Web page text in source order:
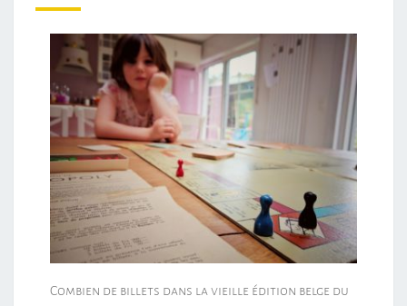
Combien de billets dans la vieille édition belge du